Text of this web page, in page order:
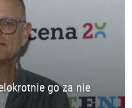
go za nie